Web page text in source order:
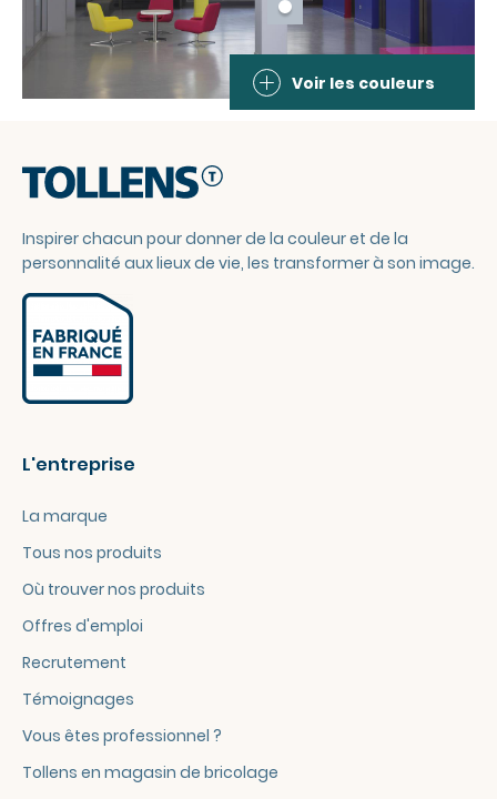
Voir les couleurs
Inspirer chacun pour donner de la couleur et de la
personnalité aux lieux de vie, les transformer à son image.
L'entreprise
La marque
Tous nos produits
Où trouver nos produits
Offres d'emploi
Recrutement
Témoignages
Vous êtes professionnel ?
Tollens en magasin de bricolage